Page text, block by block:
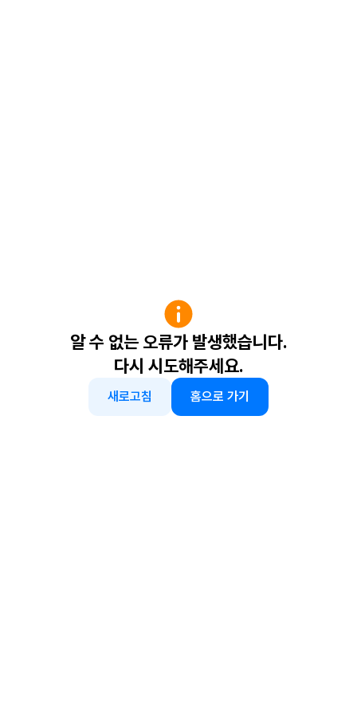
알 수 없는 오류가 발생했습니다.
다시 시도해주세요.
새로고침 홈으로 가기